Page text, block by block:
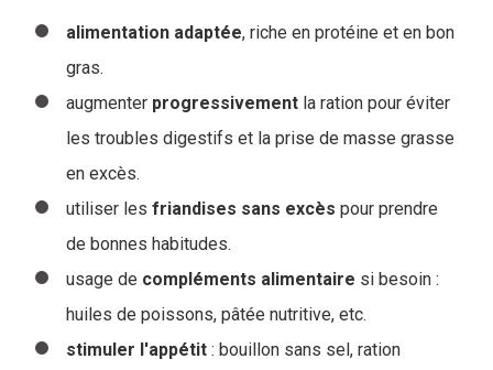
alimentation adaptée, riche en protéine et en bon
gras.
augmenter progressivement la ration pour éviter
les troubles digestifs et la prise de masse grasse
en excès.
utiliser les friandises sans excès pour prendre
de bonnes habitudes.
usage de compléments alimentaire si besoin :
huiles de poissons, pâtée nutritive, etc.
stimuler l'appétit : bouillon sans sel, ration